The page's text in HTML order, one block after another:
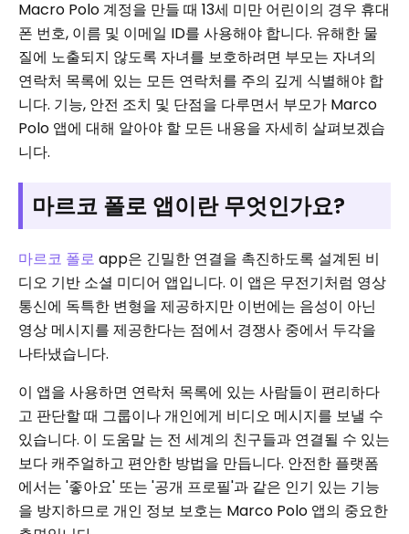
Macro Polo 계정을 만들 때 13세 미만 어린이의 경우 휴대
폰 번호, 이름 및 이메일 ID를 사용해야 합니다. 유해한 물
질에 노출되지 않도록 자녀를 보호하려면 부모는 자녀의
연락처 목록에 있는 모든 연락처를 주의 깊게 식별해야 합
니다. 기능, 안전 조치 및 단점을 다루면서 부모가 Marco
Polo 앱에 대해 알아야 할 모든 내용을 자세히 살펴보겠습
니다.
마르코 폴로 앱이란 무엇인가요?
마르코 폴로 app은 긴밀한 연결을 촉진하도록 설계된 비
디오 기반 소셜 미디어 앱입니다. 이 앱은 무전기처럼 영상
통신에 독특한 변형을 제공하지만 이번에는 음성이 아닌
영상 메시지를 제공한다는 점에서 경쟁사 중에서 두각을
나타냈습니다.
이 앱을 사용하면 연락처 목록에 있는 사람들이 편리하다
고 판단할 때 그룹이나 개인에게 비디오 메시지를 보낼 수
있습니다. 이 도움말 는 전 세계의 친구들과 연결될 수 있는
보다 캐주얼하고 편안한 방법을 만듭니다. 안전한 플랫폼
에서는 '좋아요' 또는 '공개 프로필'과 같은 인기 있는 기능
을 방지하므로 개인 정보 보호는 Marco Polo 앱의 중요한